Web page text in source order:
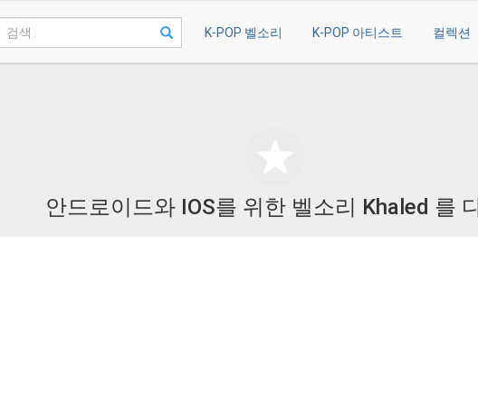
K-POP 벨소리 K-POP 아티스트 컬렉션
안드로이드와 IOS를 위한 벨소리 Khaled 를